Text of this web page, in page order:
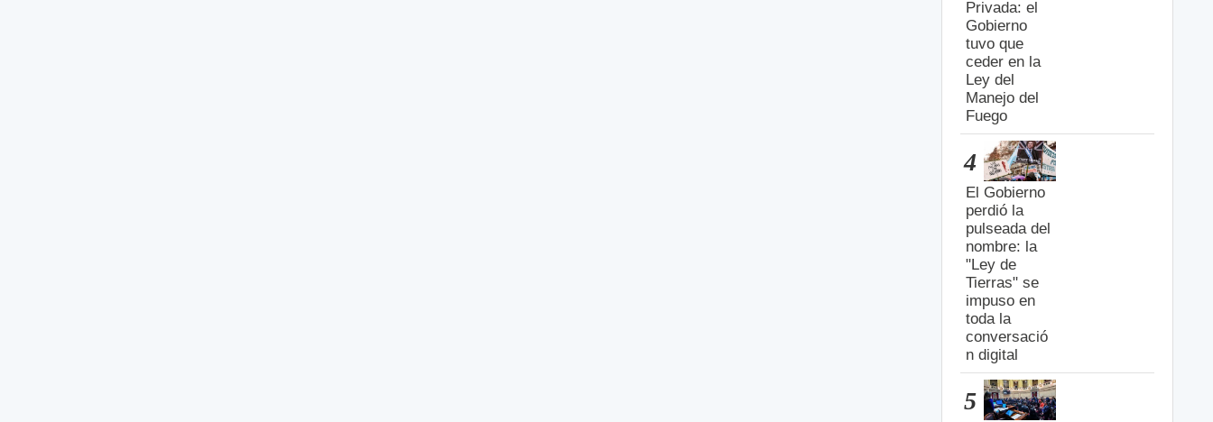
Privada: el
Gobierno
tuvo que
ceder en la
Ley del
Manejo del
Fuego
4
El Gobierno
perdió la
pulseada del
nombre: la
"Ley de
Tierras" se
impuso en
toda la
conversació
n digital
5